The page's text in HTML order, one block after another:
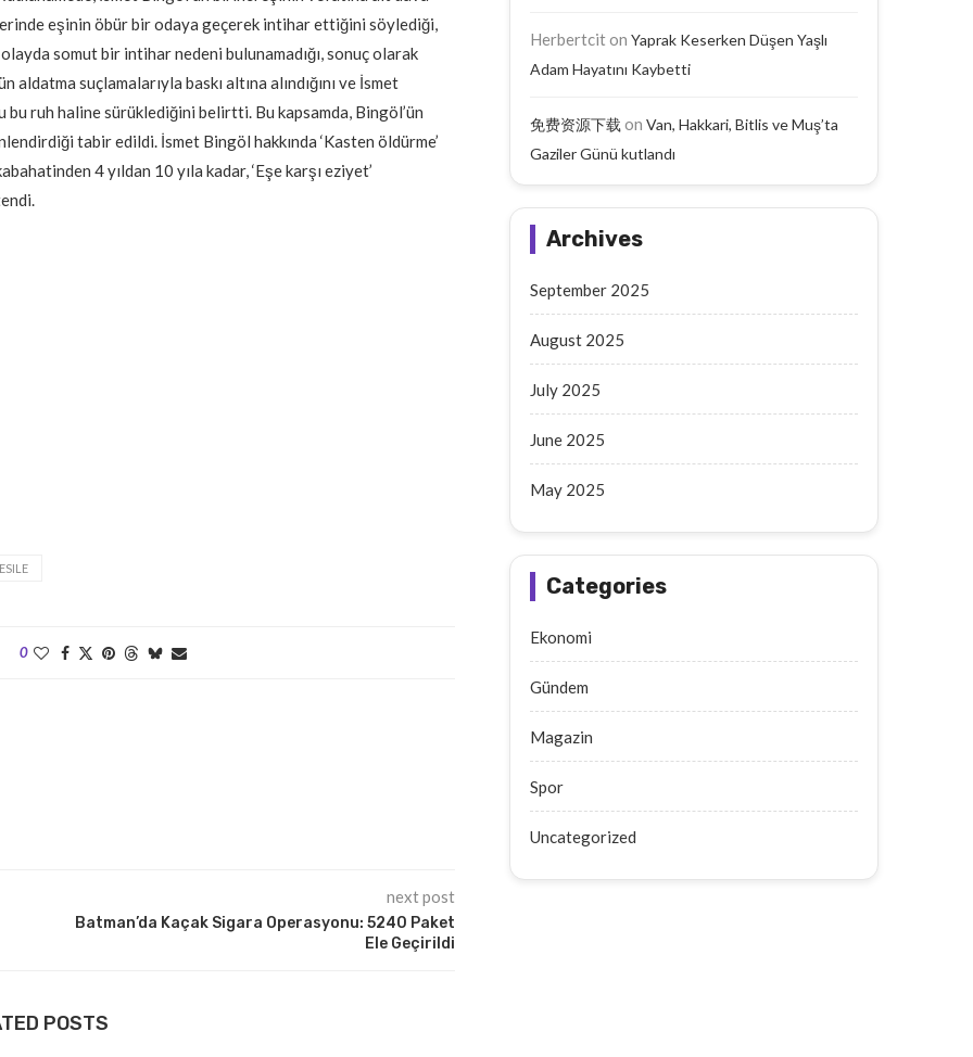
eşinin öbür bir odaya geçerek intihar ettiğini söylediği,
somut bir intihar nedeni bulunamadığı, sonuç olarak
suçlamalarıyla baskı altına alındığını ve İsmet
ruh haline sürüklediğini belirtti. Bu kapsamda, Bingöl’ün
tabir edildi. İsmet Bingöl hakkında ‘Kasten öldürme’
4 yıldan 10 yıla kadar, ‘Eşe karşı eziyet’
0
next post
Batman’da Kaçak Sigara Operasyonu: 5240 Paket
Ele Geçirildi
POSTS
Herbertciton Yaprak Keserken Düşen Yaşlı
Adam Hayatını Kaybetti
免费资源下载 on Van, Hakkari, Bitlis ve Muş’ta
Gaziler Günü kutlandı
Archives
September 2025
August 2025
July 2025
June 2025
May 2025
Categories
Ekonomi
Gündem
Magazin
Spor
Uncategorized